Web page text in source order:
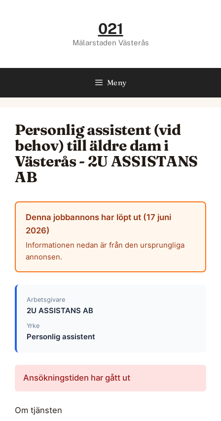
021
Mälarstaden Västerås
Meny
Personlig assistent (vid
behov) till äldre dam i
Västerås - 2U ASSISTANS
AB
Denna jobbannons har löpt ut (17 juni
2026)
Informationen nedan är från den ursprungliga
annonsen.
Arbetsgivare
2U ASSISTANS AB
Yrke
Personlig assistent
Ansökningstiden har gått ut
Om tjänsten